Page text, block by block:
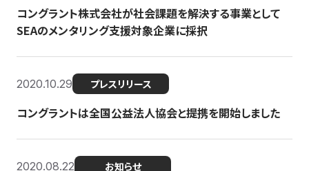
コングラント株式会社が社会課題を解決する事業として
SEAのメンタリング支援対象企業に採択
2020.10.29 プレスリリース
コングラントは全国公益法人協会と提携を開始しました
2020.08.22 お知らせ